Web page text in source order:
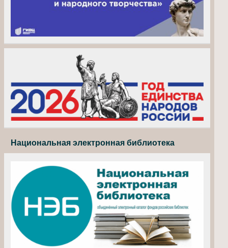
Национальная электронная библиотека